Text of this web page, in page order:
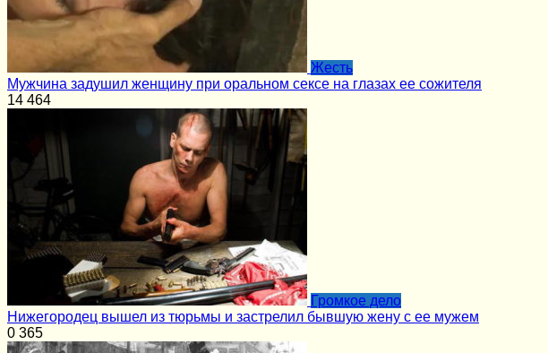
Жесть
Мужчина задушил женщину при оральном сексе на глазах ее сожителя
14 464
Громкое дело
Нижегородец вышел из тюрьмы и застрелил бывшую жену с ее мужем
0 365